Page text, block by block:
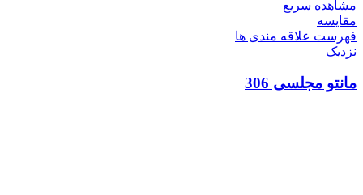
مشاهده سریع
مقایسه
فهرست علاقه مندی ها
نزدیک
مانتو مجلسی 306